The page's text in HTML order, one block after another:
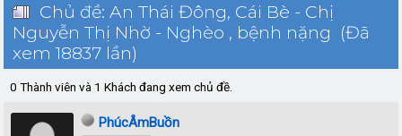
Chủ đề: An Thái Đông, Cái Bè - Chị
Nguyễn Thị Nhờ - Nghèo , bệnh nặng (Đã
xem 18837 lần)
0 Thành viên và 1 Khách đang xem chủ đề.
PhúcÂmBuồn